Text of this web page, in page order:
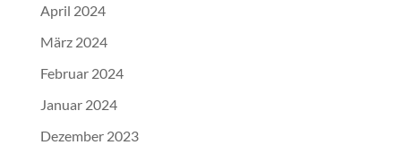
April 2024
März 2024
Februar 2024
Januar 2024
Dezember 2023